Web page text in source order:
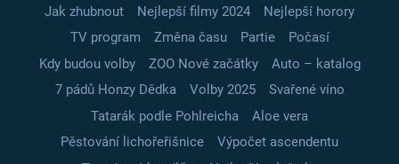
Jak zhubnout Nejlepší filmy 2024
Nejlepší horory
TV program
Změna času Partie
Počasí
Kdy budou volby
ZOO Nové začátky
Auto – katalog
7 pádů Honzy Dědka
Volby 2025
Svařené víno
Tatarák podle Pohlreicha
Aloe vera
Pěstování lichořeřišnice
Výpočet ascendentu